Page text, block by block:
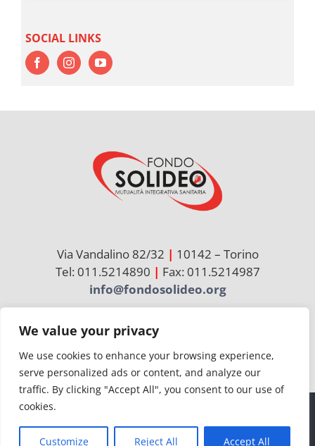
We value your privacy
We use cookies to enhance your browsing experience,
serve personalized ads or content, and analyze our
traffic. By clicking "Accept All", you consent to our use of
cookies.
Customize Reject All Accept All
SOCIAL LINKS
Via Vandalino 82/32 | 10142 – Torino
Tel: 011.5214890 | Fax: 011.5214987
info@fondosolideo.org
Cerca
per: